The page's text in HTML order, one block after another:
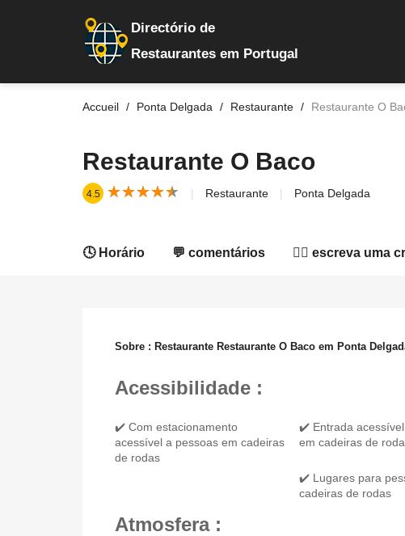
Directório de
Restaurantes em Portugal
Accueil Ponta Delgada Restaurante Restaurante O
Restaurante O Baco
4.5 ★★★★★
★★★★★ Restaurante Ponta Delgada
🕓 Horário 💬 comentários ✍🏻 escreva uma
Sobre : Restaurante Restaurante O Baco em Ponta
Acessibilidade :
✔️ Com estacionamento
acessível a pessoas em cadeiras
de rodas
✔️ Entrada
em cadeiras de
✔️ Lugares para
cadeiras de rodas
Atmosfera :